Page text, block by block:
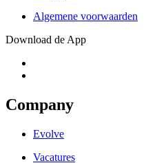
Algemene voorwaarden
Download de App
Company
Evolve
Vacatures